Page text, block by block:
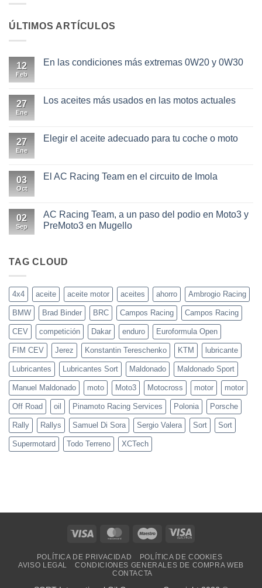
ÚLTIMOS ARTÍCULOS
12
Feb
En las condiciones más extremas 0W20 y 0W30
en
En
extremas
0W20
27
Ene
Los aceites más usados en las motos actuales
en
Los
en
las
27
Ene
Elegir el aceite adecuado para tu coche o moto
en
Elegir
para
tu
coche
03
Oct
El AC Racing Team en el circuito de Imola
en
El
AC
circuito
02
Sep
AC Racing Team, a un paso del podio en Moto3 y
PreMoto3 en Mugello
en
AC
un
paso
del
podio
Moto3
y
PreMoto3
en
Mugello
TAG CLOUD
4x4 aceite aceite motor aceites ahorro Ambrogio Racing
BMW Brad Binder BRC Campos Racing Campos Racing
CEV competición Dakar enduro Euroformula Open
FIM CEV Jerez Konstantin Tereschenko KTM lubricante
Lubricantes Lubricantes Sort Maldonado Maldonado Sport
Manuel Maldonado moto Moto3 Motocross motor motor
Off Road oil Pinamoto Racing Services Polonia Porsche
Rally Rallys Samuel Di Sora Sergio Valera Sort Sort
Supermotard Todo Terreno XCTech
Visa MasterCardMaestro Visa
POLÍTICA DE PRIVACIDAD
POLÍTICA DE COOKIES
AVISO LEGAL
CONDICIONES GENERALES DE COMPRA WEB
CONTACTA